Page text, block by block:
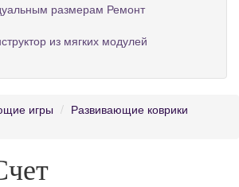
размерам Ремонт
из мягких модулей
игры
Развивающие коврики